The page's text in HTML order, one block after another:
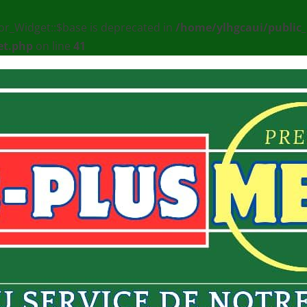
is deprecated in /home/ylhgcaui/
on line 41